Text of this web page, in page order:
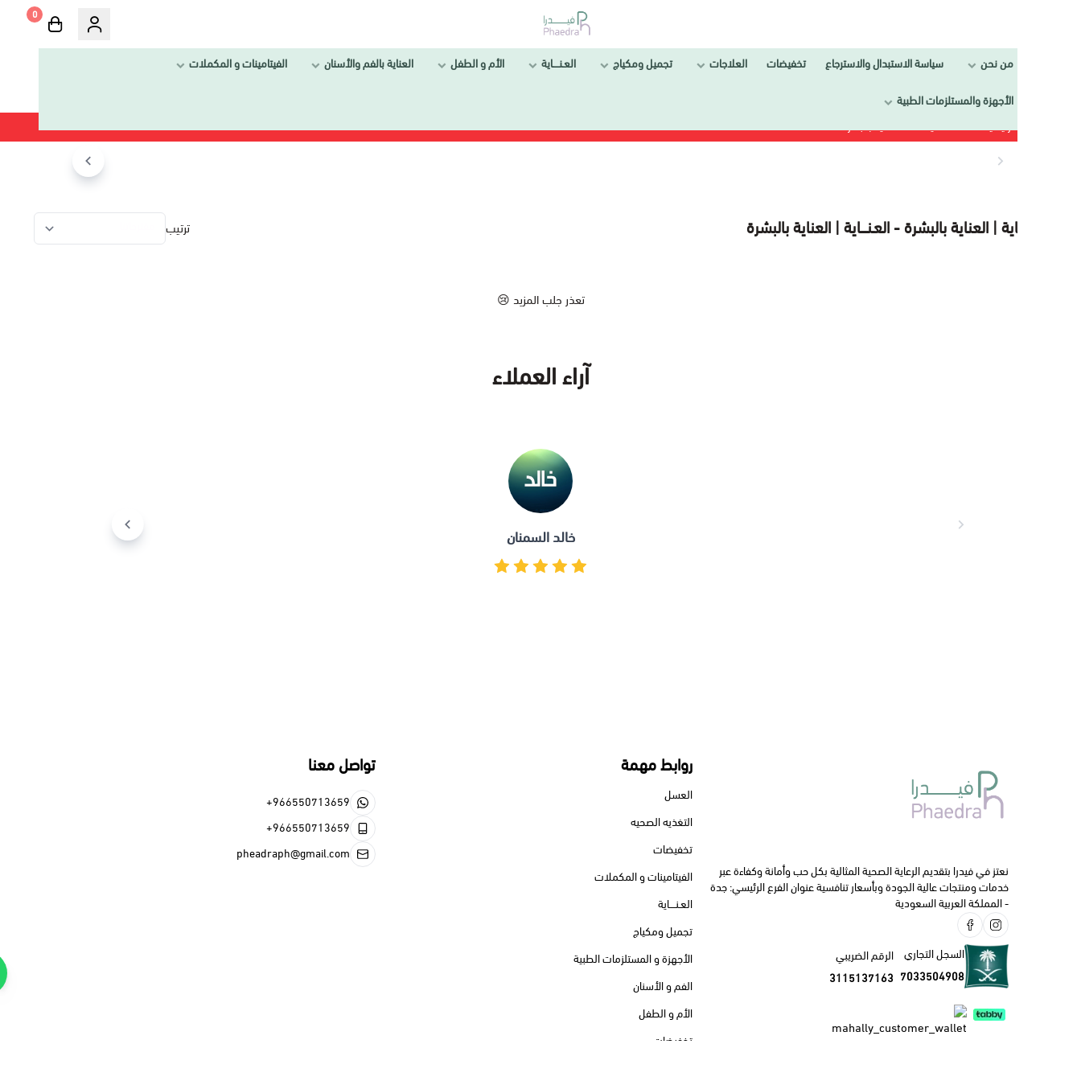
0
سياسة الاستبدال والاسترجاع تخفيضات العلاجات تجميل ومكياج العـنــــاية الأم و الطفل العناية بالفم والأسنان الفيتامينات و المكملات
الأجهزة والمستلزمات الطبية
العـنــــاية العناية بالبشرة
| العناية بالبشرة -العـنــــاية | العناية بالبشرة
تعذر جلب المزيد 😢
آراء العملاء
خالد السمنان
نعتز في فيدرا بتقديم الرعاية الصحية المثالية بكل حب وأمانة وكفاءة عبر
خدمات ومنتجات عالية الجودة وبأسعار تنافسية عنوان الفرع الرئيسي: جدة
- المملكة العربية السعودية
السجل التجاري
7033504908
الرقم الضريبي
3115137163
روابط مهمة
الفيتامينات و المكملات
الأجهزة و المستلزمات الطبية
تواصل معنا
+966550713659
+966550713659
pheadraph@gmail.com